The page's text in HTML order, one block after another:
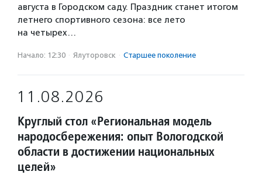
августа в Городском саду. Праздник станет итогом
летнего спортивного сезона: все лето
на четырех…
Начало: 12:30 · Ялуторовск · Старшее поколение
11.08.2026
Круглый стол «Региональная модель
народосбережения: опыт Вологодской
области в достижении национальных
целей»